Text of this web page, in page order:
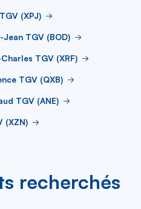
(XPJ)
TGV (BOD)
TGV (XRF)
TGV (QXB)
TGV (ANE)
(XZN)
recherchés